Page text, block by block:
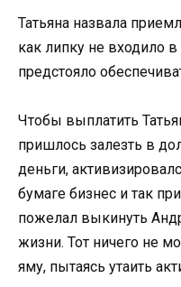
Татьяна назвала
как липку не входило
предстояло
Чтобы выплатить
пришлось залезть в
деньги,
бумаге бизнес и так
пожелал выкинуть
жизни. Тот ничего не
яму, пытаясь утаить